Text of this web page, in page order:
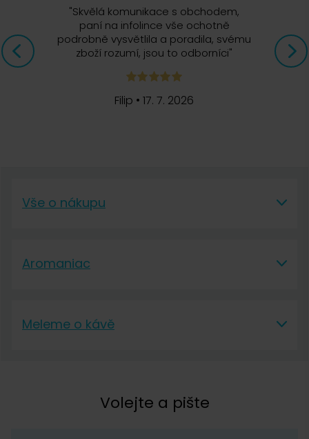
"Skvělá komunikace s obchodem,
paní na infolince vše ochotně
podrobně vysvětlila a poradila, svému
zboží rozumí, jsou to odborníci"
Filip •17. 7. 2026
Vše o nákupu
Ochrana osobních údajů
Aromaniac
Meleme o kávě
Kávová akademieVolejte a pište